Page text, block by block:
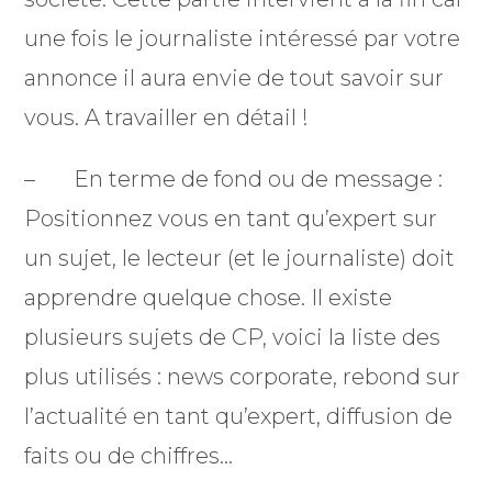
une fois le journaliste intéressé par votre
annonce il aura envie de tout savoir sur
vous. A travailler en détail !
– En terme de fond ou de message :
Positionnez vous en tant qu’expert sur
un sujet, le lecteur (et le journaliste) doit
apprendre quelque chose. Il existe
plusieurs sujets de CP, voici la liste des
plus utilisés : news corporate, rebond sur
l’actualité en tant qu’expert, diffusion de
faits ou de chiffres…